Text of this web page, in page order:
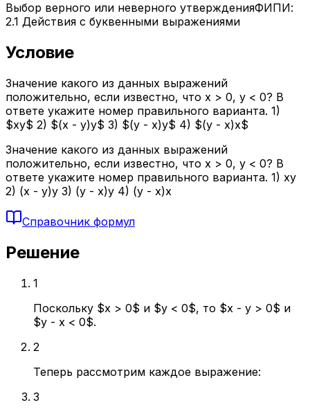
Выбор верного или неверного утвержденияФИПИ:
2.1 Действия с буквенными выражениями
Условие
Значение какого из данных выражений
положительно, если известно, что x > 0, y < 0? В
ответе укажите номер правильного варианта. 1)
$xy$ 2) $(x - y)y$ 3) $(y - x)y$ 4) $(y - x)x$
Значение какого из данных выражений
положительно, если известно, что x > 0, y < 0? В
ответе укажите номер правильного варианта. 1) xy
2) (x - y)y 3) (y - x)y 4) (y - x)x
Справочник формул
Решение
1
Поскольку $x > 0$ и $y < 0$, то $x - y > 0$ и
$y - x < 0$.
2
Теперь рассмотрим каждое выражение:
3